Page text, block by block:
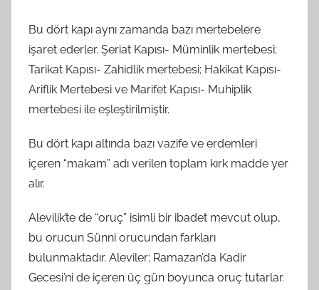
Bu dört kapı aynı zamanda bazı mertebelere
işaret ederler. Şeriat Kapısı- Müminlik mertebesi;
Tarikat Kapısı- Zahidlik mertebesi; Hakikat Kapısı-
Ariflik Mertebesi ve Marifet Kapısı- Muhiplik
mertebesi ile eşleştirilmiştir.
Bu dört kapı altında bazı vazife ve erdemleri
içeren “makam” adı verilen toplam kırk madde yer
alır.
Alevilik’te de “oruç” isimli bir ibadet mevcut olup,
bu orucun Sünni orucundan farkları
bulunmaktadır. Aleviler; Ramazan’da Kadir
Gecesi’ni de içeren üç gün boyunca oruç tutarlar.